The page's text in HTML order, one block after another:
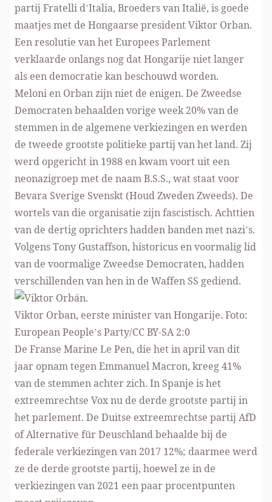
partij Fratelli d’Italia, Broeders van Italië, is goede
maatjes met de Hongaarse president Viktor Orban.
Een resolutie van het Europees Parlement
verklaarde onlangs nog dat Hongarije niet langer
als een democratie kan beschouwd worden.
Meloni en Orban zijn niet de enigen. De Zweedse
Democraten behaalden vorige week 20% van de
stemmen in de algemene verkiezingen en werden
de tweede grootste politieke partij van het land. Zij
werd opgericht in 1988 en kwam voort uit een
neonazigroep met de naam B.S.S., wat staat voor
Bevara Sverige Svenskt (Houd Zweden Zweeds). De
wortels van die organisatie zijn fascistisch. Achttien
van de dertig oprichters hadden banden met nazi’s.
Volgens Tony Gustaffson, historicus en voormalig lid
van de voormalige Zweedse Democraten, hadden
verschillenden van hen in de Waffen SS gediend.
Viktor Orban, eerste minister van Hongarije. Foto:
European People’s Party/CC BY-SA 2:0
De Franse Marine Le Pen, die het in april van dit
jaar opnam tegen Emmanuel Macron, kreeg 41%
van de stemmen achter zich. In Spanje is het
extreemrechtse Vox nu de derde grootste partij in
het parlement. De Duitse extreemrechtse partij AfD
of Alternative für Deuschlandbehaalde bij de
federale verkiezingen van 2017 12%; daarmee werd
ze de derde grootste partij, hoewel ze in de
verkiezingen van 2021 een paar procentpunten